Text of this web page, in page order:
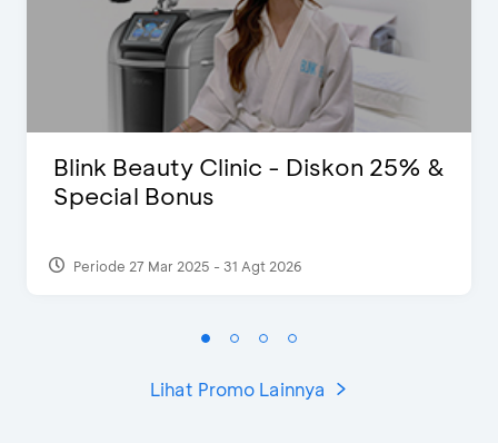
Blink Beauty Clinic - Diskon 25% &
Special Bonus
Periode 27 Mar 2025 - 31 Agt 2026
Lihat Promo Lainnya